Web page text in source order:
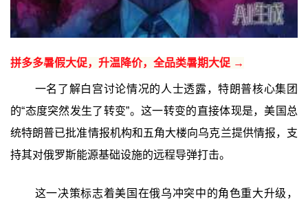
拼多多暑假大促，升温降价，全品类暑期大促 →
一名了解白宫讨论情况的人士透露，特朗普核心集团
的“态度突然发生了转变”。这一转变的直接体现是，美国总
统特朗普已批准情报机构和五角大楼向乌克兰提供情报，支
持其对俄罗斯能源基础设施的远程导弹打击。
这一决策标志着美国在俄乌冲突中的角色重大升级，